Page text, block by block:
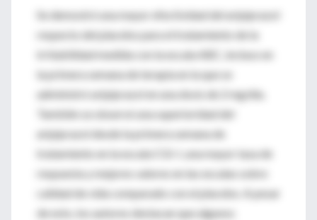
Se demostró una mayor efectividad del aripiprazol
respecto del placebo para el tratamiento de la
irritabilidad medida con la escala ABC, incluso en
la primera semana de terapia en la que se
administró aripiprazol en una dosis de 2 mg/día.
También se observó una superioridad del
aripiprazol desde la primera semana de
tratamiento en la escala CGI-I, una mayor tasa de
respuesta y mejores valores en las escalas sobre
calidad de vida comparado con el placebo. A pesar
de esto, los autores destacan que algunos